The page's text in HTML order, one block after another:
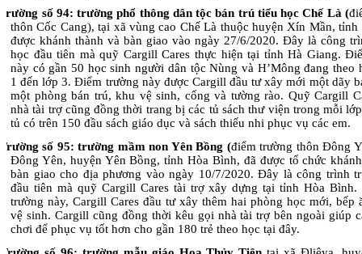
số 94: trường phổ thông dân tộc bán trú tiểu học Chế Là (
thôn Cốc Cang), tại xã vùng cao Chế Là thuộc huyện Xín Mần, tỉnh
được khánh thành và bàn giao vào ngày 27/6/2020. Đây là công
học đầu tiên mà quỹ Cargill Cares thực hiện tại tỉnh Hà Giang.
này có gần 50 học sinh người dân tộc Nùng và H’Mông đang theo
1 đến lớp 3. Điểm trường này được Cargill đầu tư xây mới một dãy
một phòng bán trú, khu vệ sinh, cổng và tường rào. Quỹ Cargill
nhà tài trợ cũng đồng thời trang bị các tủ sách thư viện trong mỗi
tủ có trên 150 đầu sách giáo dục và sách thiếu nhi phục vụ các em.
số 95: trường mầm non Yên Bồng (điểm trường thôn Đông
Đông Yên, huyện Yên Bồng, tỉnh Hòa Bình, đã được tổ chức
bàn giao cho địa phương vào ngày 10/7/2020. Đây là công trình
đầu tiên mà quỹ Cargill Cares tài trợ xây dựng tại tỉnh Hòa
trường này, Cargill Cares đầu tư xây thêm hai phòng học mới, bếp
vệ sinh. Cargill cũng đồng thời kêu gọi nhà tài trợ bên ngoài giúp
chơi để phục vụ tốt hơn cho gần 180 trẻ theo học tại đây.